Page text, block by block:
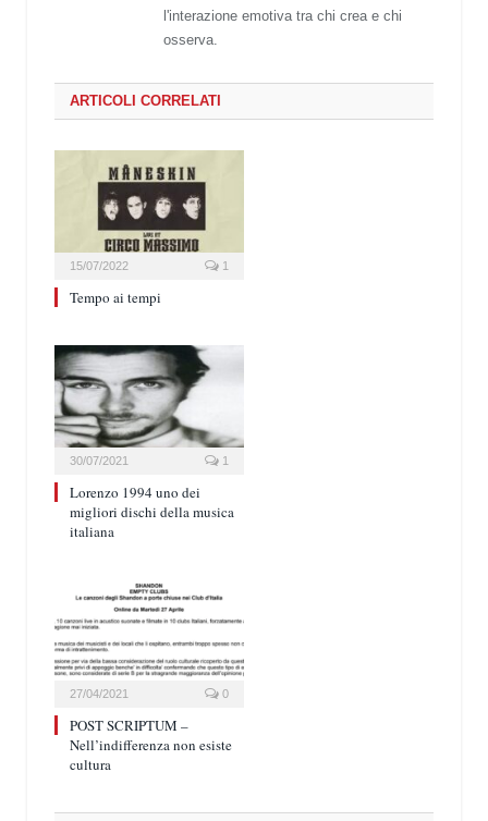
l'interazione emotiva tra chi crea e chi
osserva.
ARTICOLI CORRELATI
15/07/2022 1
Tempo ai tempi
30/07/2021 1
Lorenzo 1994 uno dei
migliori dischi della musica
italiana
27/04/2021 0
POST SCRIPTUM –
Nell’indifferenza non esiste
cultura